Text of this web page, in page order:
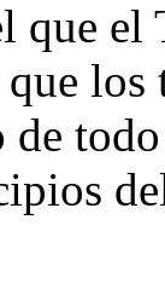
que
los